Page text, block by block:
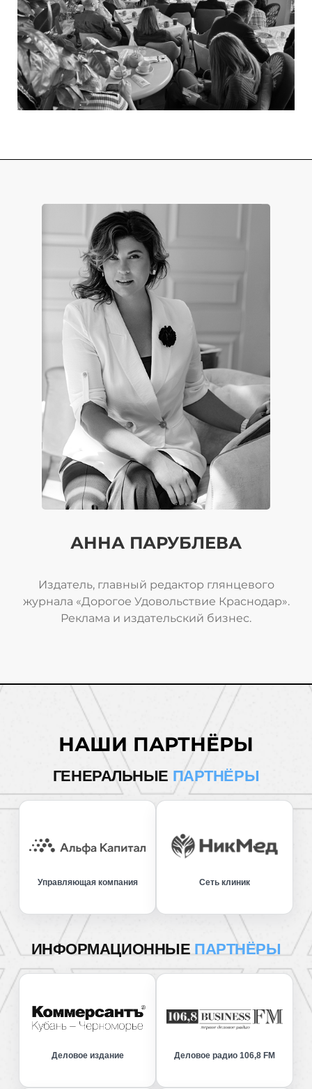
АННА ПАРУБЛЕВА
Издатель, главный редактор глянцевого
журнала «Дорогое Удовольствие Краснодар».
Реклама и издательский бизнес.
НАШИ ПАРТНЁРЫ
ГЕНЕРАЛЬНЫЕ ПАРТНЁРЫ
Управляющая компания Сеть клиник
ИНФОРМАЦИОННЫЕ ПАРТНЁРЫ
Деловое издание Деловое радио 106,8 FM